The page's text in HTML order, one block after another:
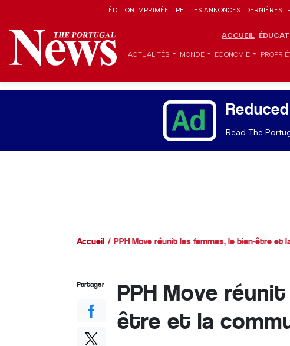
ÉDITION IMPRIMÉE PETITES ANNONCES DERNIÈRES
ACCUEIL
ACTUALITÉS MONDE ECONOMIE
Read The
Accueil PPH Move réunit les femmes, le bien-être et
PPH Move
être et la
Partager